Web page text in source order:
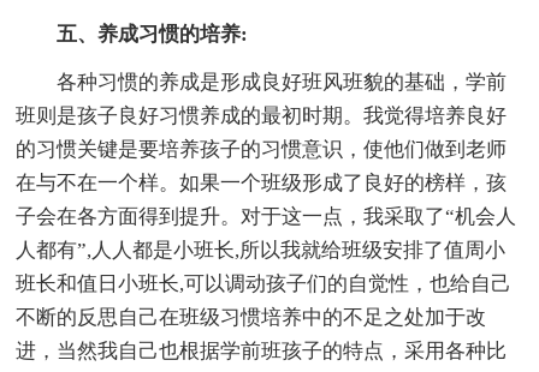
五、养成习惯的培养:
各种习惯的养成是形成良好班风班貌的基础，学前
班则是孩子良好习惯养成的最初时期。我觉得培养良好
的习惯关键是要培养孩子的习惯意识，使他们做到老师
在与不在一个样。如果一个班级形成了良好的榜样，孩
子会在各方面得到提升。对于这一点，我采取了“机会人
人都有”,人人都是小班长,所以我就给班级安排了值周小
班长和值日小班长,可以调动孩子们的自觉性，也给自己
不断的反思自己在班级习惯培养中的不足之处加于改
进，当然我自己也根据学前班孩子的特点，采用各种比